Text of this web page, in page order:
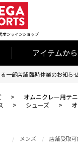
オンラインショップ
アイテムか
一部店舗 臨時休業のお知らせ
> オムニクレー用テ
> シューズ >
メンズ 店舗受取